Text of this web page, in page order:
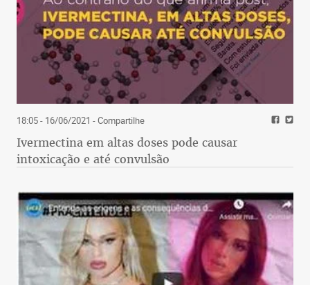
18:05 - 16/06/2021 - Compartilhe
Ivermectina em altas doses pode causar
intoxicação e até convulsão